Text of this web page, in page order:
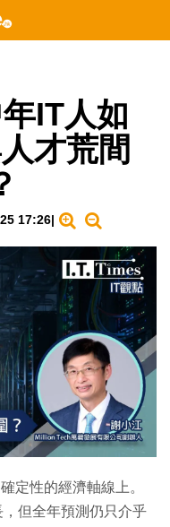
IT人如
才荒間
17:26|
定性的經濟軸線上。
但全年預測仍只介乎